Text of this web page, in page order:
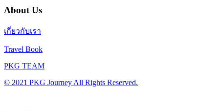
About Us
เกี่ยวกับเรา
Travel Book
PKG TEAM
© 2021 PKG Journey All Rights Reserved.